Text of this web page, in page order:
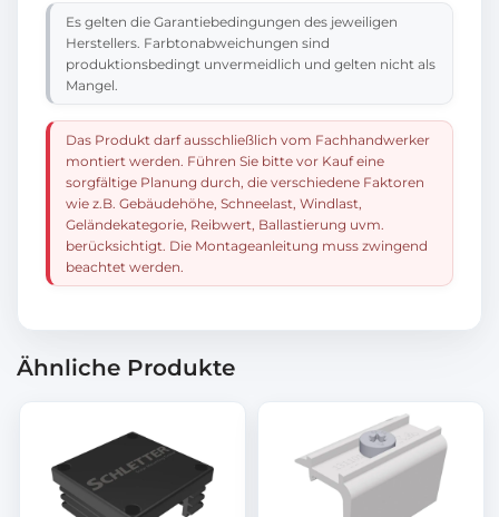
Es gelten die Garantiebedingungen des jeweiligen
Herstellers. Farbtonabweichungen sind
produktionsbedingt unvermeidlich und gelten nicht als
Mangel.
Das Produkt darf ausschließlich vom Fachhandwerker
montiert werden. Führen Sie bitte vor Kauf eine
sorgfältige Planung durch, die verschiedene Faktoren
wie z.B. Gebäudehöhe, Schneelast, Windlast,
Geländekategorie, Reibwert, Ballastierung uvm.
berücksichtigt. Die Montageanleitung muss zwingend
beachtet werden.
Ähnliche Produkte